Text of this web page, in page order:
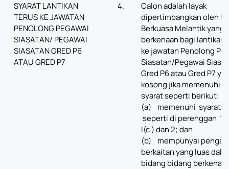
SYARAT LANTIKAN
TERUS KE JAWATAN
PENOLONG PEGAWAI
SIASATAN/ PEGAWAI
SIASATAN GRED P6
ATAU GRED P7
4.
Calon adalah layak
dipertimbangkan oleh
Berkuasa Melantik yang
berkenaan bagi lantikan
ke jawatan Penolong
Siasatan/Pegawai
Gred P6 atau Gred P7
kosong jika memenuhi
syarat seperti berikut:
(a) memenuhi syarat
seperti di perenggan
l(c ) dan 2; dan
(b) mempunyai
berkaitan yang luas
bidang­ bidang